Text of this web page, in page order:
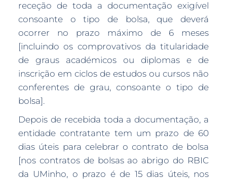
receção de toda a documentação exigível
consoante o tipo de bolsa, que deverá
ocorrer no prazo máximo de 6 meses
[incluindo os comprovativos da titularidade
de graus académicos ou diplomas e de
inscrição em ciclos de estudos ou cursos não
conferentes de grau, consoante o tipo de
bolsa].
Depois de recebida toda a documentação, a
entidade contratante tem um prazo de 60
dias úteis para celebrar o contrato de bolsa
[nos contratos de bolsas ao abrigo do RBIC
da UMinho, o prazo é de 15 dias úteis, nos